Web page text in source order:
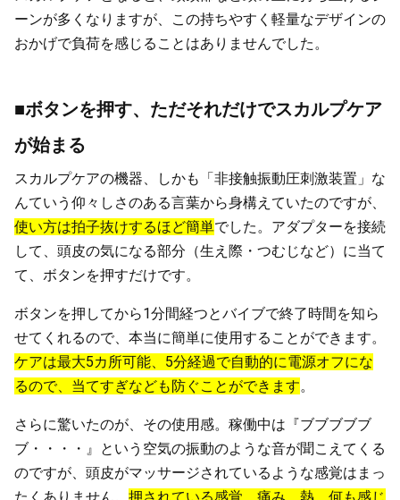
ーンが多くなりますが、この持ちやすく軽量なデザインの
おかげで負荷を感じることはありませんでした。
■ボタンを押す、ただそれだけでスカルプケア
が始まる
スカルプケアの機器、しかも「非接触振動圧刺激装置」な
んていう仰々しさのある言葉から身構えていたのですが、
使い方は拍子抜けするほど簡単でした。アダプターを接続
して、頭皮の気になる部分（生え際・つむじなど）に当て
て、ボタンを押すだけです。
ボタンを押してから1分間経つとバイブで終了時間を知ら
せてくれるので、本当に簡単に使用することができます。
ケアは最大5カ所可能、5分経過で自動的に電源オフにな
るので、当てすぎなども防ぐことができます。
さらに驚いたのが、その使用感。稼働中は『ブブブブブ
ブ・・・・』という空気の振動のような音が聞こえてくる
のですが、頭皮がマッサージされているような感覚はまっ